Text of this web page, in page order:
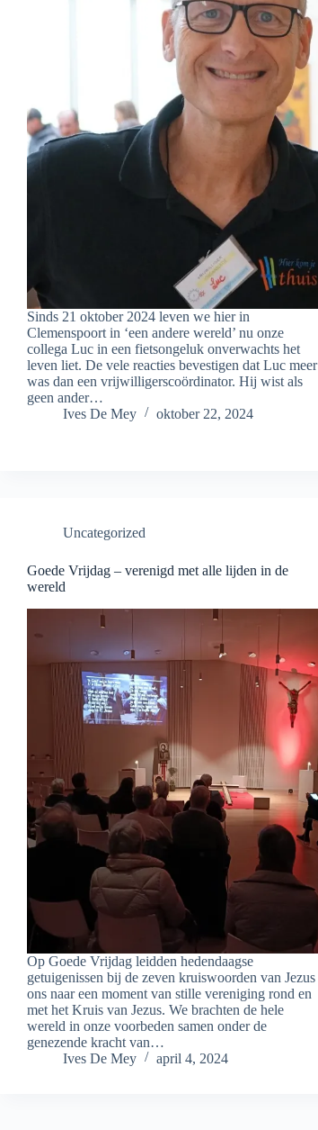
Sinds 21 oktober 2024 leven we hier in
Clemenspoort in ‘een andere wereld’ nu onze
collega Luc in een fietsongeluk onverwachts het
leven liet. De vele reacties bevestigen dat Luc meer
was dan een vrijwilligerscoördinator. Hij wist als
geen ander…
Ives De Mey
oktober 22, 2024
Uncategorized
Goede Vrijdag – verenigd met alle lijden in de
wereld
Op Goede Vrijdag leidden hedendaagse
getuigenissen bij de zeven kruiswoorden van Jezus
ons naar een moment van stille vereniging rond en
met het Kruis van Jezus. We brachten de hele
wereld in onze voorbeden samen onder de
genezende kracht van…
Ives De Mey
april 4, 2024